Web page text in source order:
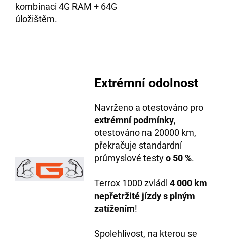
kombinaci 4G RAM + 64G
úložištěm.
Extrémní odolnost
Navrženo a otestováno pro
extrémní podmínky,
otestováno na 20000 km,
překračuje standardní
průmyslové testyo 50 %.
Terrox 1000 zvládl 4 000 km
nepřetržité jízdy s plným
zatížením!
Spolehlivost, na kterou se